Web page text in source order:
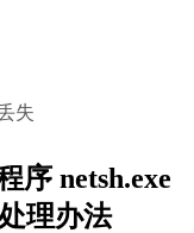
失
序 netsh.exe
理办法